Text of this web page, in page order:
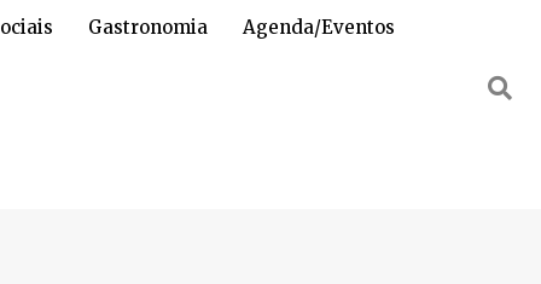
Gastronomia Agenda/Eventos